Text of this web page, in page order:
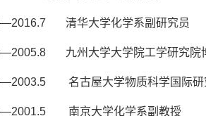
清华大学化学系副研究员
九州大学大学院工学研究院
名古屋大学物质科学国际研
南京大学化学系副教授